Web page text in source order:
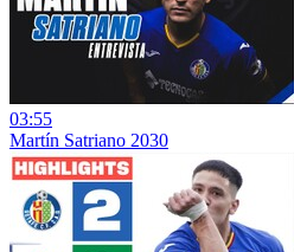
03:55
Martín Satriano 2030